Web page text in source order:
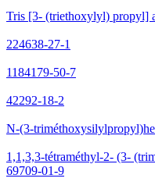
Tris [3- (triethoxylyl) propyl]
224638-27-1
1184179-50-7
42292-18-2
N-(3-
1,1,3,3-tétraméthyl-2- (3-
69709-01-9